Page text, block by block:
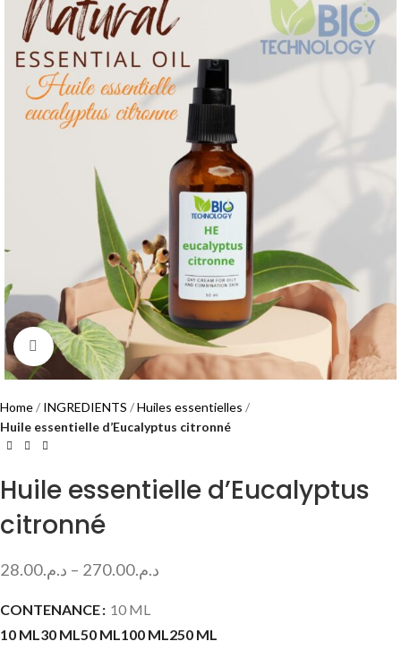
Click to enlarge
Home INGREDIENTS
Huiles essentielles
Huile essentielle d’Eucalyptus citronné
Huile essentielle d’Eucalyptus
citronné
د.م.28.00 – د.م.270.00
CONTENANCE
10 ML
10 ML30 ML50 ML100 ML250 ML